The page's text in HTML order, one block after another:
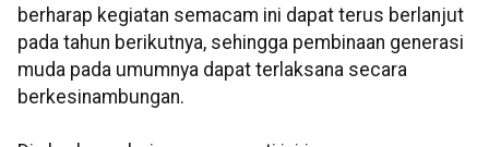
berharap kegiatan semacam ini dapat terus berlanjut
pada tahun berikutnya, sehingga pembinaan generasi
muda pada umumnya dapat terlaksana secara
berkesinambungan.